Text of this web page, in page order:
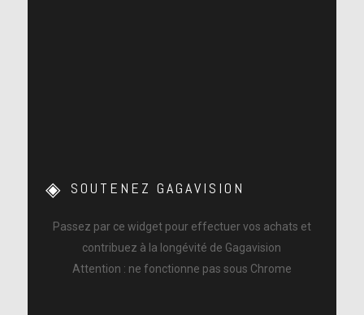
SOUTENEZ GAGAVISION
Passez par ce widget pour effectuer vos achats et
contribuez à la longévité de Gagavision
Attention : ne fonctionne pas sous Chrome